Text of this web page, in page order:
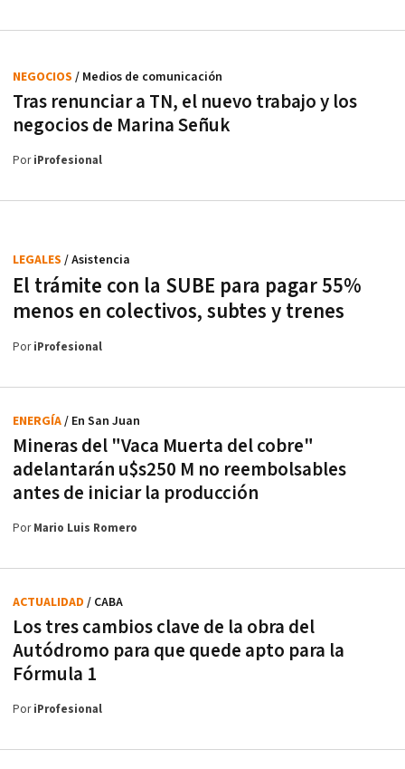
Tras renunciar a TN, el nuevo trabajo y los
negocios de Marina Señuk
NEGOCIOS / Medios de comunicación
PoriProfesional
El trámite con la SUBE para pagar 55%
menos en colectivos, subtes y trenes
LEGALES / Asistencia
PoriProfesional
Mineras del "Vaca Muerta del cobre"
adelantarán u$s250 M no reembolsables
antes de iniciar la producción
ENERGÍA/ En San Juan
PorMario Luis Romero
Los tres cambios clave de la obra del
Autódromo para que quede apto para la
Fórmula 1
ACTUALIDAD / CABA
PoriProfesional